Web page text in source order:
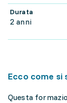
Durata
2 anni
Ecco come si
Questa